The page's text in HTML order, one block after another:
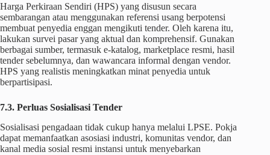
Harga Perkiraan Sendiri (HPS) yang disusun secara
sembarangan atau menggunakan referensi usang berpotensi
membuat penyedia enggan mengikuti tender. Oleh karena itu,
lakukan survei pasar yang aktual dan komprehensif. Gunakan
berbagai sumber, termasuk e-katalog, marketplace resmi, hasil
tender sebelumnya, dan wawancara informal dengan vendor.
HPS yang realistis meningkatkan minat penyedia untuk
berpartisipasi.
7.3. Perluas Sosialisasi Tender
Sosialisasi pengadaan tidak cukup hanya melalui LPSE. Pokja
dapat memanfaatkan asosiasi industri, komunitas vendor, dan
kanal media sosial resmi instansi untuk menyebarkan